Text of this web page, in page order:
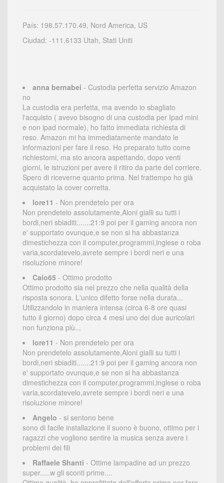
País: 198.57.170.49, Nord America, US
Ciudad: -111.6133 Utah, Stati Uniti
anna bernabei - Custodia perfetta servizio Amazon
no
La custodia era perfetta, ma avendo io sbagliato
l'acquisto ( avevo bisogno di una custodia per Ipad mini
e non ipad normale), ho fatto immediata richiesta di
reso. Amazon mi ha immediatamente mandato le
informazioni per fare il reso. Ho preparato tutto come
richiestomi, ma sto ancora aspettando, dopo venti
giorni, le istruzioni per avere il ritiro da parte del corriere.
Spero di riceverne quanto prima. Nel frattempo ho già
acquistato la cover corretta.
lore11 - Non prendetelo per ora
Non prendetelo assolutamente,Aloni gialli su tutti i
bordi,neri sbiaditi.......21:9 poi per il gaming ancora non
e' supportato ovunque,e se non si ha abbastanza
dimestichezza con il computer,programmi,inglese o roba
varia,scordatevelo,avrete sempre i bordi neri e una
risoluzione minore!
Caio65 - Ottimo prodotto
Ottimo prodotto sia nel prezzo che nella qualità della
risposta sonora. L'unico difetto forse nella durata...
Utilizzandolo in maniera intensa (circa 6-8 ore quasi
tutto il giorno) dopo circa 4 mesi uno dei due auricolari
non funziona più...
lore11 - Non prendetelo per ora
Non prendetelo assolutamente,Aloni gialli su tutti i
bordi,neri sbiaditi.......21:9 poi per il gaming ancora non
e' supportato ovunque,e se non si ha abbastanza
dimestichezza con il computer,programmi,inglese o roba
varia,scordatevelo,avrete sempre i bordi neri e una
risoluzione minore!
Angelo - si sentono bene
sono di facile installazione il suono è buono, ottimo per i
ragazzi che vogliono sentire la musica senza avere i
problemi dei fili
Raffaele Shanti - Ottime lampadine ad un prezzo
super.....w gli sconti prime....